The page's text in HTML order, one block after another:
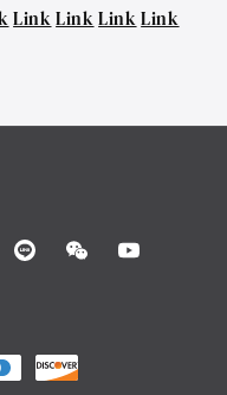
LinkLinkLinkLink